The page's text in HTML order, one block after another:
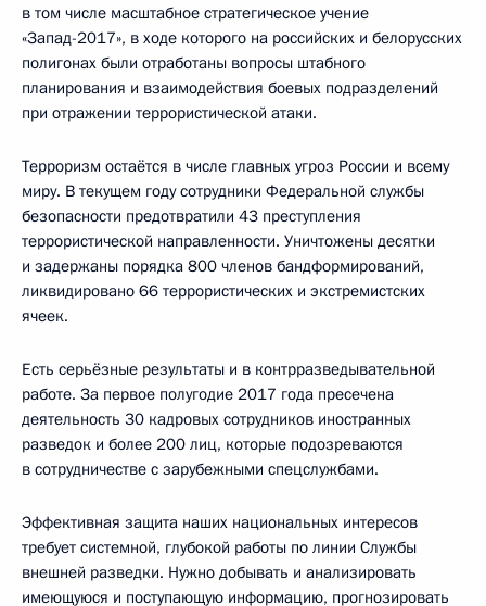
в том числе масштабное стратегическое учение
«Запад-2017», в ходе которого на российских и белорусских
полигонах были отработаны вопросы штабного
планирования и взаимодействия боевых подразделений
при отражении террористической атаки.
Терроризм остаётся в числе главных угроз России и всему
миру. В текущем году сотрудники Федеральной службы
безопасности предотвратили 43 преступления
террористической направленности. Уничтожены десятки
и задержаны порядка 800 членов бандформирований,
ликвидировано 66 террористических и экстремистских
ячеек.
Есть серьёзные результаты и в контрразведывательной
работе. За первое полугодие 2017 года пресечена
деятельность 30 кадровых сотрудников иностранных
разведок и более 200 лиц, которые подозреваются
в сотрудничестве с зарубежными спецслужбами.
Эффективная защита наших национальных интересов
требует системной, глубокой работы по линии Службы
внешней разведки. Нужно добывать и анализировать
имеющуюся и поступающую информацию, прогнозировать